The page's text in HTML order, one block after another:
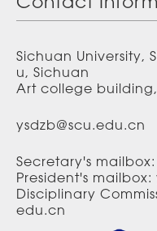
Contact
Sichuan University,
u, Sichuan
Art college building,
ysdzb@scu.edu.cn
Secretary's mailbox:
President's mailbox:
Disciplinary
edu.cn